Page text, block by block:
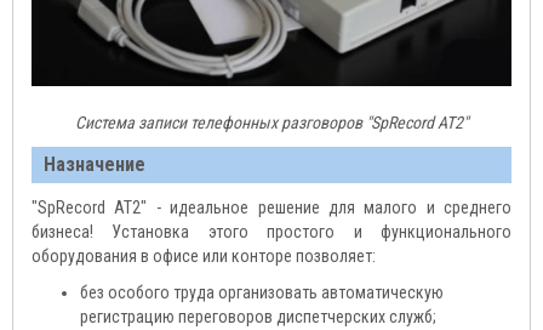
Система записи телефонных разговоров "SpRecord АТ2"
Назначение
"SpRecord АТ2" - идеальное решение для малого и среднего
бизнеса! Установка этого простого и функционального
оборудования в офисе или конторе позволяет:
без особого труда организовать автоматическую
регистрацию переговоров диспетчерских служб;